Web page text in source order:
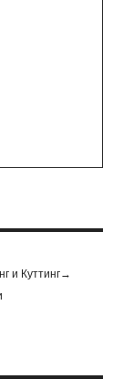
и Куттинг→